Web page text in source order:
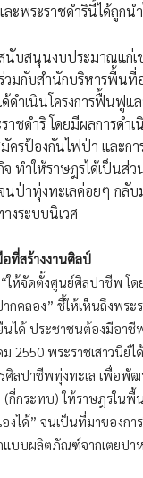
พระราชดำรินี้ได้ถูกน
นับสนุนงบประมาณแก่
ร่วมกับสำนักบริหารพื้น
ด้ดำเนินโครงการฟื้นฟูแ
าชดำริ โดยมีผลการดำ
ครป้องกันไฟป่า และกา
จ ทำให้ราษฎรได้เป็น
นป่าทุ่งทะเลค่อยๆ กลั
งระบบนิเวศ
ที่สร้างงานศิลป์
ให้จัดตั้งศูนย์ศิลปาชีพ โด
คลอง” ชี้ให้เห็นถึงพระ
นได้ ประชาชนต้องมีอาชี
2550 พระราชเสาวนีย์ไ
รศิลปาชีพทุ่งทะเล เพื่อพั
กี่กระทบ) ให้ราษฎรในพื้
ได้” จนเป็นที่มาของกา
แบบผลิตภัณฑ์จากเตยปา